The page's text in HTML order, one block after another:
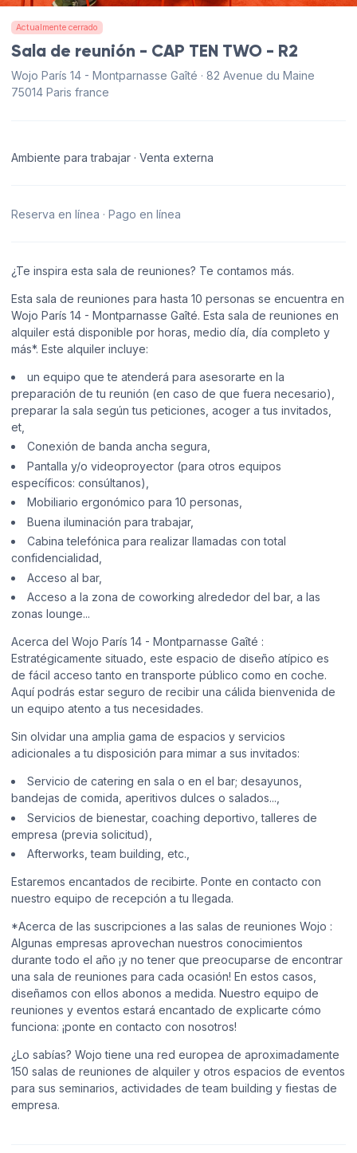
Actualmente cerrado
Sala de reunión - CAP TEN TWO - R2
Wojo París 14 - Montparnasse Gaîté · 82 Avenue du Maine
75014 Paris france
Ambiente para trabajar · Venta externa
Reserva en línea · Pago en línea
¿Te inspira esta sala de reuniones? Te contamos más.
Esta sala de reuniones para hasta 10 personas se encuentra en
Wojo París 14 - Montparnasse Gaîté. Esta sala de reuniones en
alquiler está disponible por horas, medio día, día completo y
más*. Este alquiler incluye:
un equipo que te atenderá para asesorarte en la
preparación de tu reunión (en caso de que fuera necesario),
preparar la sala según tus peticiones, acoger a tus invitados,
et,
Conexión de banda ancha segura,
Pantalla y/o videoproyector (para otros equipos
específicos: consúltanos),
Mobiliario ergonómico para 10 personas,
Buena iluminación para trabajar,
Cabina telefónica para realizar llamadas con total
confidencialidad,
Acceso al bar,
Acceso a la zona de coworking alrededor del bar, a las
zonas lounge...
Acerca del Wojo París 14 - Montparnasse Gaîté :
Estratégicamente situado, este espacio de diseño atípico es
de fácil acceso tanto en transporte público como en coche.
Aquí podrás estar seguro de recibir una cálida bienvenida de
un equipo atento a tus necesidades.
Sin olvidar una amplia gama de espacios y servicios
adicionales a tu disposición para mimar a sus invitados:
Servicio de catering en sala o en el bar; desayunos,
bandejas de comida, aperitivos dulces o salados...,
Servicios de bienestar, coaching deportivo, talleres de
empresa (previa solicitud),
Afterworks, team building, etc.,
Estaremos encantados de recibirte. Ponte en contacto con
nuestro equipo de recepción a tu llegada.
*Acerca de las suscripciones a las salas de reuniones Wojo :
Algunas empresas aprovechan nuestros conocimientos
durante todo el año ¡y no tener que preocuparse de encontrar
una sala de reuniones para cada ocasión! En estos casos,
diseñamos con ellos abonos a medida. Nuestro equipo de
reuniones y eventos estará encantado de explicarte cómo
funciona: ¡ponte en contacto con nosotros!
¿Lo sabías? Wojo tiene una red europea de aproximadamente
150 salas de reuniones de alquiler y otros espacios de eventos
para sus seminarios, actividades de team building y fiestas de
empresa.